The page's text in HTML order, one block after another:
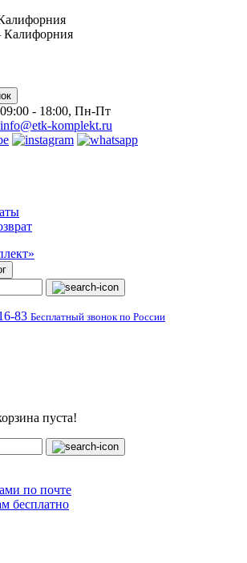
Калифорния
09:00 - 18:00, Пн-Пт
info@etk-komplekt.ru
83 Бесплатный звонок по России
пуста!
по почте
бесплатно